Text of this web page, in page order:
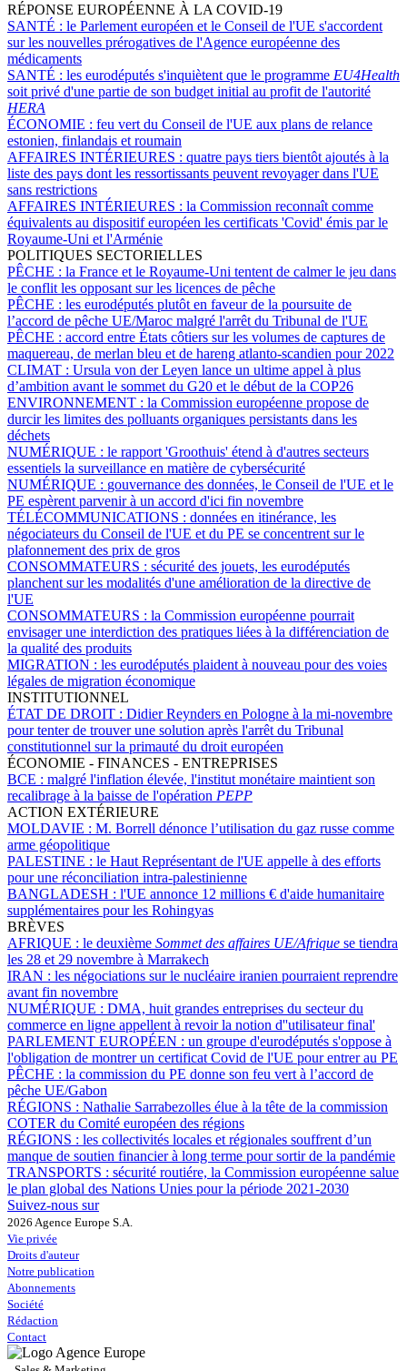
RÉPONSE EUROPÉENNE À LA COVID-19
SANTÉ : le Parlement européen et le Conseil de l'UE s'accordent
sur les nouvelles prérogatives de l'Agence européenne des
médicaments
SANTÉ : les eurodéputés s'inquiètent que le programme EU4Health
soit privé d'une partie de son budget initial au profit de l'autorité
HERA
ÉCONOMIE : feu vert du Conseil de l'UE aux plans de relance
estonien, finlandais et roumain
AFFAIRES INTÉRIEURES : quatre pays tiers bientôt ajoutés à la
liste des pays dont les ressortissants peuvent revoyager dans l'UE
sans restrictions
AFFAIRES INTÉRIEURES : la Commission reconnaît comme
équivalents au dispositif européen les certificats 'Covid' émis par le
Royaume-Uni et l'Arménie
POLITIQUES SECTORIELLES
PÊCHE : la France et le Royaume-Uni tentent de calmer le jeu dans
le conflit les opposant sur les licences de pêche
PÊCHE : les eurodéputés plutôt en faveur de la poursuite de
l’accord de pêche UE/Maroc malgré l'arrêt du Tribunal de l'UE
PÊCHE : accord entre États côtiers sur les volumes de captures de
maquereau, de merlan bleu et de hareng atlanto-scandien pour 2022
CLIMAT : Ursula von der Leyen lance un ultime appel à plus
d’ambition avant le sommet du G20 et le début de la COP26
ENVIRONNEMENT : la Commission européenne propose de
durcir les limites des polluants organiques persistants dans les
déchets
NUMÉRIQUE : le rapport 'Groothuis' étend à d'autres secteurs
essentiels la surveillance en matière de cybersécurité
NUMÉRIQUE : gouvernance des données, le Conseil de l'UE et le
PE espèrent parvenir à un accord d'ici fin novembre
TÉLÉCOMMUNICATIONS : données en itinérance, les
négociateurs du Conseil de l'UE et du PE se concentrent sur le
plafonnement des prix de gros
CONSOMMATEURS : sécurité des jouets, les eurodéputés
planchent sur les modalités d'une amélioration de la directive de
l'UE
CONSOMMATEURS : la Commission européenne pourrait
envisager une interdiction des pratiques liées à la différenciation de
la qualité des produits
MIGRATION : les eurodéputés plaident à nouveau pour des voies
légales de migration économique
INSTITUTIONNEL
ÉTAT DE DROIT : Didier Reynders en Pologne à la mi-novembre
pour tenter de trouver une solution après l'arrêt du Tribunal
constitutionnel sur la primauté du droit européen
ÉCONOMIE - FINANCES - ENTREPRISES
BCE : malgré l'inflation élevée, l'institut monétaire maintient son
recalibrage à la baisse de l'opération PEPP
ACTION EXTÉRIEURE
MOLDAVIE : M. Borrell dénonce l’utilisation du gaz russe comme
arme géopolitique
PALESTINE : le Haut Représentant de l'UE appelle à des efforts
pour une réconciliation intra-palestinienne
BANGLADESH : l'UE annonce 12 millions € d'aide humanitaire
supplémentaires pour les Rohingyas
BRÈVES
AFRIQUE : le deuxième Sommet des affaires UE/Afrique se tiendra
les 28 et 29 novembre à Marrakech
IRAN : les négociations sur le nucléaire iranien pourraient reprendre
avant fin novembre
NUMÉRIQUE : DMA, huit grandes entreprises du secteur du
commerce en ligne appellent à revoir la notion d''utilisateur final'
PARLEMENT EUROPÉEN : un groupe d'eurodéputés s'oppose à
l'obligation de montrer un certificat Covid de l'UE pour entrer au PE
PÊCHE : la commission du PE donne son feu vert à l’accord de
pêche UE/Gabon
RÉGIONS : Nathalie Sarrabezolles élue à la tête de la commission
COTER du Comité européen des régions
RÉGIONS : les collectivités locales et régionales souffrent d’un
manque de soutien financier à long terme pour sortir de la pandémie
TRANSPORTS : sécurité routiére, la Commission européenne salue
le plan global des Nations Unies pour la période 2021-2030
Suivez-nous sur
2026 Agence Europe S.A.
Vie privée
Droits d'auteur
Notre publication
Abonnements
Société
Rédaction
Contact